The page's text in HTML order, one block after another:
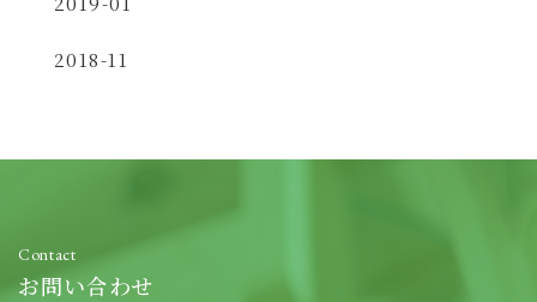
2018-11
Contact
お問い合わせ